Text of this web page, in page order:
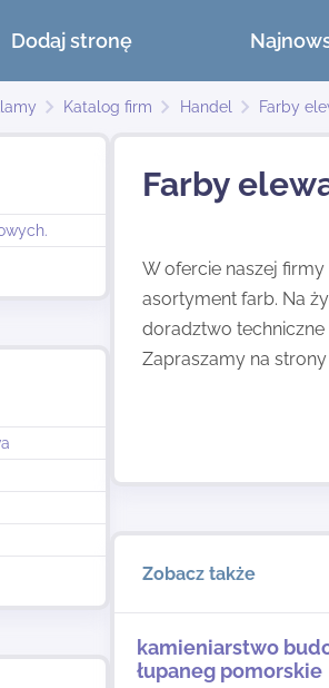
Dodaj stronę
Katalog firm Handel Farby
Farby
W ofercie naszej
asortyment farb. Na
doradztwo
Zapraszamy na
Zobacz także
kamieniarstwo
łupaneg pomorskie